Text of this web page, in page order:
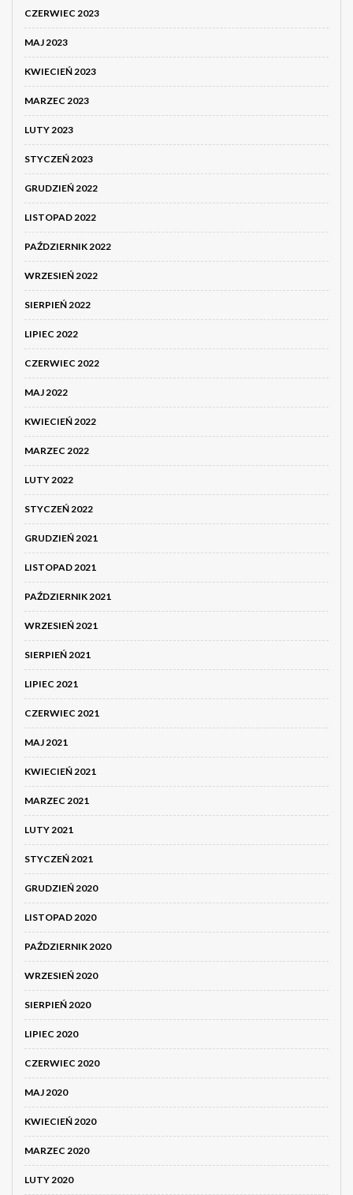
CZERWIEC 2023
MAJ 2023
KWIECIEŃ 2023
MARZEC 2023
LUTY 2023
STYCZEŃ 2023
GRUDZIEŃ 2022
LISTOPAD 2022
PAŹDZIERNIK 2022
WRZESIEŃ 2022
SIERPIEŃ 2022
LIPIEC 2022
CZERWIEC 2022
MAJ 2022
KWIECIEŃ 2022
MARZEC 2022
LUTY 2022
STYCZEŃ 2022
GRUDZIEŃ 2021
LISTOPAD 2021
PAŹDZIERNIK 2021
WRZESIEŃ 2021
SIERPIEŃ 2021
LIPIEC 2021
CZERWIEC 2021
MAJ 2021
KWIECIEŃ 2021
MARZEC 2021
LUTY 2021
STYCZEŃ 2021
GRUDZIEŃ 2020
LISTOPAD 2020
PAŹDZIERNIK 2020
WRZESIEŃ 2020
SIERPIEŃ 2020
LIPIEC 2020
CZERWIEC 2020
MAJ 2020
KWIECIEŃ 2020
MARZEC 2020
LUTY 2020